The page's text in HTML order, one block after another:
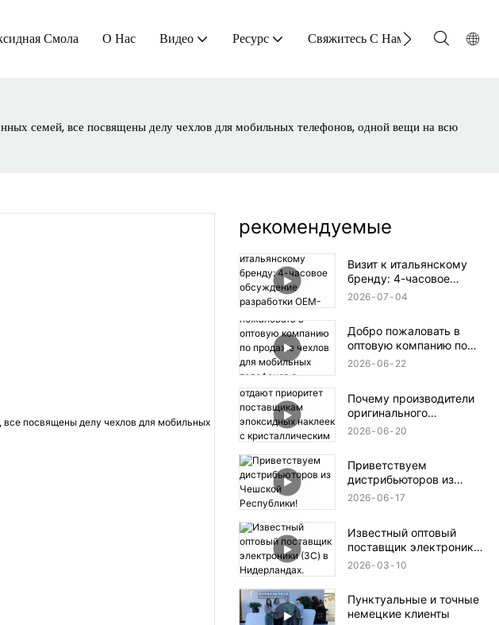
Смола О Нас Видео Ресурс Свяжитесь С Нами
семей, все посвящены делу чехлов для мобильных телефонов, одной вещи на всю
рекомендуемые
Визит к итальянскому
бренду: 4-часовое
обсуждение разработки
2026 07 04
Добро пожаловать в
оптовую компанию по
продаже чехлов для
2026 06 22
Почему производители
оригинального
оборудования отдают
кристаллическим
покрытием, имеющим
сертификаты ISO9001 и
2026 06 20
Приветствуем
дистрибьюторов из
Чешской Республики!
2026 06 17
Известный оптовый
поставщик электроники
(3C) в Нидерландах.
2026 03 10
Пунктуальные и точные
немецкие клиенты